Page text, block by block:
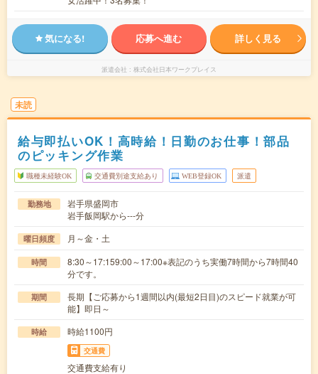
気になる! 応募へ進む 詳しく見る
派遣会社 株式会社日本ワークプレイス
未読
給与即払いOK！高時給！日勤のお仕事！部品
のピッキング作業
職種未経験OK 交通費別途支給あり WEB登録OK 派遣
勤務地
岩手県盛岡市
岩手飯岡駅から---分
曜日頻度 月～金・土
時間
8:30～17:159:00～17:00※表記のうち実働7時間から7時間40
分です。
期間
長期【ご応募から1週間以内(最短2日目)のスピード就業が可
能】即日～
時給 時給1100円
交通費
交通費支給有り